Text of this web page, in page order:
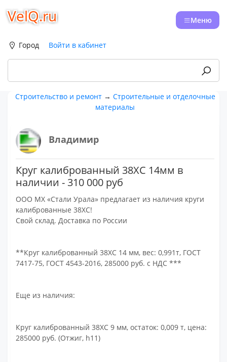
VelQ.ru Меню
Город Войти в кабинет
Строительство и ремонт→ Строительные и отделочные
материалы
Владимир
Круг калиброванный 38ХС 14мм в
наличии - 310 000 руб
ООО МХ «Стали Урала» предлагает из наличия круги
калиброванные 38ХС!
Свой склад. Доставка по России
**Круг калиброванный 38ХС 14 мм, вес: 0,991т, ГОСТ
7417-75, ГОСТ 4543-2016, 285000 руб. с НДС ***
Еще из наличия:
Круг калиброванный 38ХС 9 мм, остаток: 0,009 т, цена:
285000 руб. (Отжиг, h11)